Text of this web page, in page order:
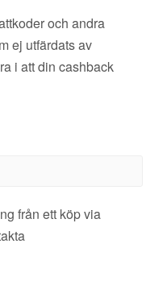
och andra
ej utfärdats av
i att din cashback
från ett köp via